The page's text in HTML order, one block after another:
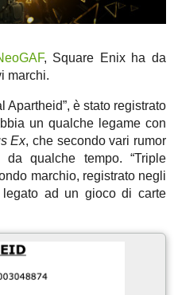
, Square Enix ha da
marchi.
Apartheid”, è stato registrato
un qualche legame con
Ex, che secondo vari rumor
qualche tempo. “Triple
marchio, registrato negli
ad un gioco di carte